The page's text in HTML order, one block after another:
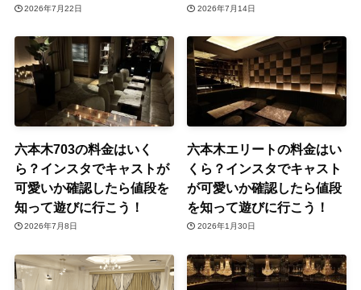
2026年7月22日 2026年7月14日
六本木703の料金はいく
ら？インスタでキャストが
可愛いか確認したら値段を
知って遊びに行こう！
2026年7月8日
六本木エリートの料金はい
くら？インスタでキャスト
が可愛いか確認したら値段
を知って遊びに行こう！
2026年1月30日